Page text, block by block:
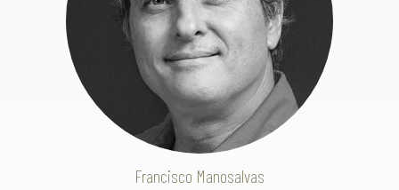
Francisco Manosalvas